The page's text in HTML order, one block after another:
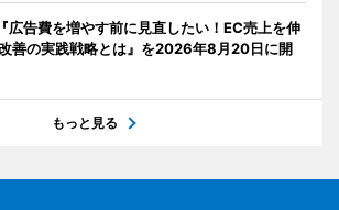
広告費を増やす前に見直したい！EC売上を伸
善の実践戦略とは』を2026年8月20日に開
もっと見る